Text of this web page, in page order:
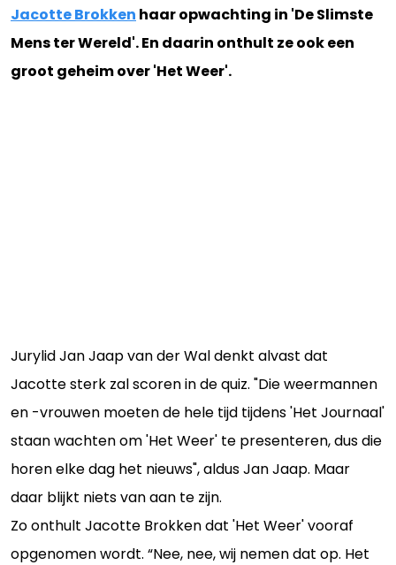
Jacotte Brokken haar opwachting in 'De Slimste
Mens ter Wereld'. En daarin onthult ze ook een
groot geheim over 'Het Weer'.
Jurylid Jan Jaap van der Wal denkt alvast dat
Jacotte sterk zal scoren in de quiz. "Die weermannen
en -vrouwen moeten de hele tijd tijdens 'Het Journaal'
staan wachten om 'Het Weer' te presenteren, dus die
horen elke dag het nieuws", aldus Jan Jaap. Maar
daar blijkt niets van aan te zijn.
Zo onthult Jacotte Brokken dat 'Het Weer' vooraf
opgenomen wordt. “Nee, nee, wij nemen dat op. Het